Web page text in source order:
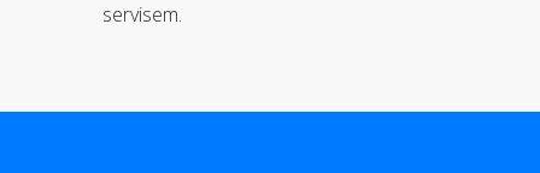
servisem.